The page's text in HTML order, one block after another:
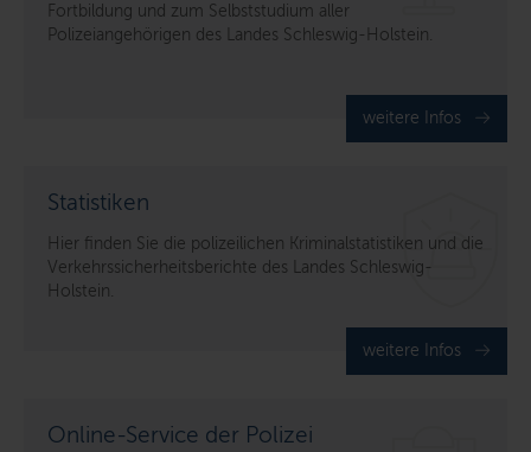
Fortbildung und zum Selbststudium aller
Polizeiangehörigen des Landes Schleswig-Holstein.
weitere Infos
Statistiken
Hier finden Sie die polizeilichen Kriminalstatistiken und die
Verkehrssicherheitsberichte des Landes Schleswig-
Holstein.
weitere Infos
Online-Service der Polizei